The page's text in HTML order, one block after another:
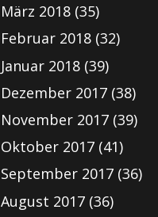
März 2018(35)
Februar 2018(32)
Januar 2018(39)
Dezember 2017(38)
November 2017(39)
Oktober 2017(41)
September 2017(36)
August 2017(36)